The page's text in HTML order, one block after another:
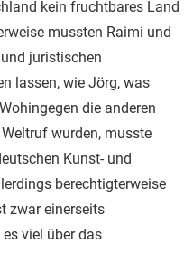
kein fruchtbares Land
mussten Raimi und
juristischen
lassen, wie Jörg, was
die anderen
wurden, musste
Kunst- und
berechtigterweise
zwar einerseits
viel über das